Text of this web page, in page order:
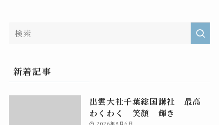
新着記事
出雲大社千葉総国講社 最高
わくわく 笑顔 輝き
2026年8月6日